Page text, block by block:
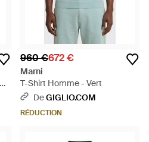
960 €672 €
Marni
T-Shirt Homme - Vert
DeGIGLIO.COM
RÉDUCTION